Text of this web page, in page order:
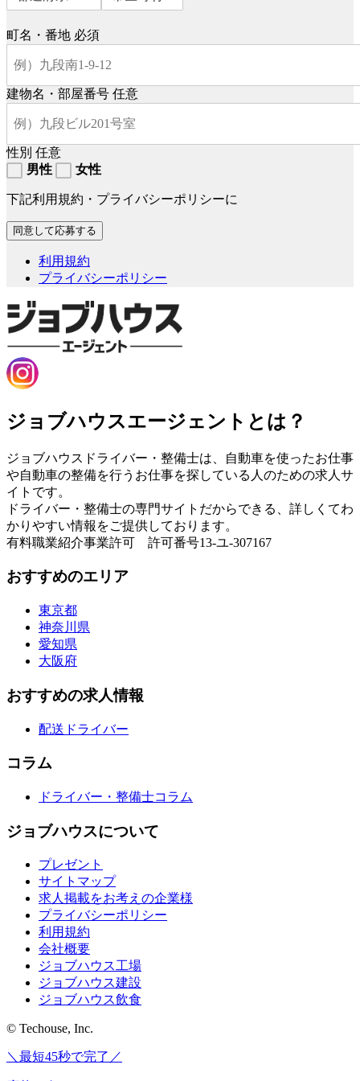
町名・番地 必須
建物名・部屋番号 任意
性別 任意
男性
女性
下記利用規約・プライバシーポリシーに
利用規約
プライバシーポリシー
ジョブハウスエージェントとは？
ジョブハウスドライバー・整備士は、自動車を使ったお仕事
や自動車の整備を行うお仕事を探している人のための求人サ
イトです。
ドライバー・整備士の専門サイトだからできる、詳しくてわ
かりやすい情報をご提供しております。
有料職業紹介事業許可 許可番号13-ユ-307167
おすすめのエリア
東京都
神奈川県
愛知県
大阪府
おすすめの求人情報
配送ドライバー
コラム
ドライバー・整備士コラム
ジョブハウスについて
プレゼント
サイトマップ
求人掲載をお考えの企業様
プライバシーポリシー
利用規約
会社概要
ジョブハウス工場
ジョブハウス建設
ジョブハウス飲食
© Techouse, Inc.
＼最短45秒で完了／